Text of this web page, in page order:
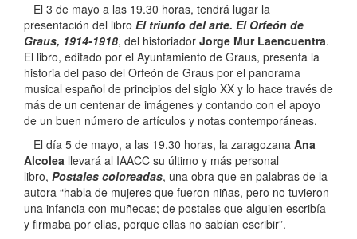
El 3 de mayo a las 19.30 horas, tendrá lugar la
presentación del libro El triunfo del arte. El Orfeón de
Graus, 1914-1918, del historiador Jorge Mur Laencuentra.
El libro, editado por el Ayuntamiento de Graus, presenta la
historia del paso del Orfeón de Graus por el panorama
musical español de principios del siglo XX y lo hace través de
más de un centenar de imágenes y contando con el apoyo
de un buen número de artículos y notas contemporáneas.
El día 5 de mayo, a las 19.30 horas, la zaragozana Ana
Alcolea llevará al IAACC su último y más personal
libro, Postales coloreadas, una obra que en palabras de la
autora “habla de mujeres que fueron niñas, pero no tuvieron
una infancia con muñecas; de postales que alguien escribía
y firmaba por ellas, porque ellas no sabían escribir”.